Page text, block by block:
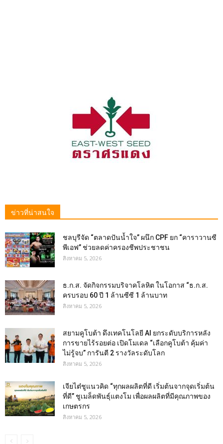
ข่าวที่น่าสนใจ
ชลบุรีจัด “ตลาดปันน้ำใจ” ผนึก CPF ยก “คาราวานซี
พีเอฟ” ช่วยลดค่าครองชีพประชาชน
สิงหาคม 5, 2026
ธ.ก.ส. จัดกิจกรรมบริจาคโลหิต ในโอกาส “ธ.ก.ส.
ครบรอบ 60 ปี 1 ล้านซีซี 1 ล้านบาท
สิงหาคม 5, 2026
สยามคูโบต้า ดึงเทคโนโลยี AI ยกระดับบริการหลัง
การขายไร้รอยต่อ เปิดโมเดล “เลือกคูโบต้า คุ้มค่า
ไม่รู้จบ” การันตี 2 รางวัลระดับโลก
สิงหาคม 5, 2026
เจียไต๋ชูแนวคิด “ทุกผลผลิตที่ดี เริ่มต้นจากจุดเริ่มต้น
ที่ดี” ชูเมล็ดพันธุ์แตงโม เพื่อผลผลิตที่มีคุณภาพของ
เกษตรกร
สิงหาคม 5, 2026